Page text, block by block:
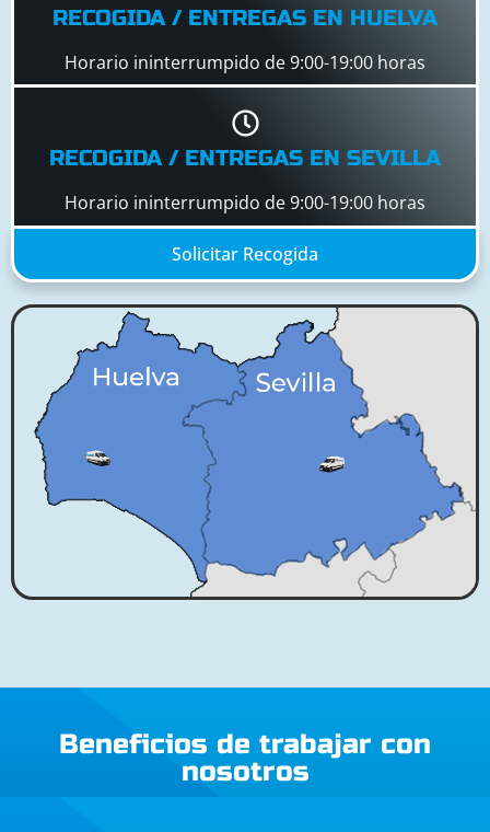
RECOGIDA / ENTREGAS EN HUELVA
Horario ininterrumpido de 9:00-19:00 horas
RECOGIDA / ENTREGAS EN SEVILLA
Horario ininterrumpido de 9:00-19:00 horas
Solicitar Recogida
Beneficios de trabajar con
nosotros